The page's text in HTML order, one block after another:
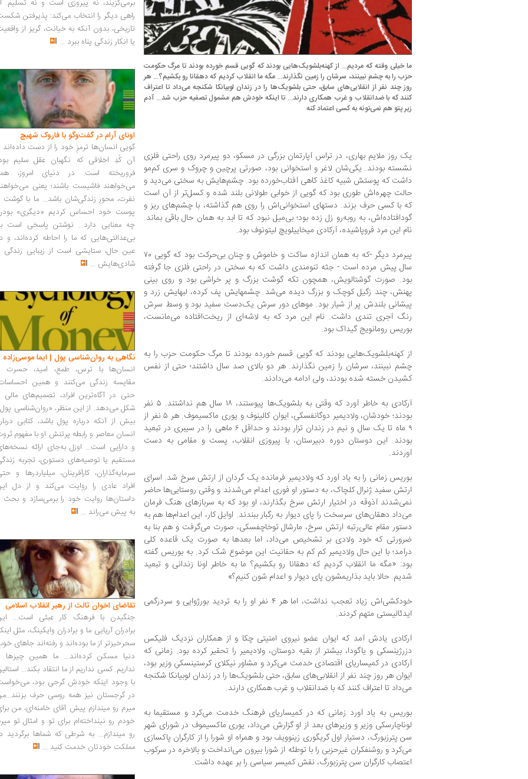
ما خیلی وقته که مردیم... از کهنه‌بلشویک‌هایی بودند که گویی قسم خورده بودند تا مرگ حکومت
حزب را به چشم نبینند، سرشان را زمین نگذارند... مگه ما انقلاب کردیم که دهقانا رو بکشیم؟... هر
روز چند نفر از انقلابی‌های سابق، حتی بلشویک‌ها را در زندان لوبیانكا شکنجه می‌داد تا اعتراف
کنند که با ضدانقلاب و غرب همکاری دارند... تا اینکه خودش هم مشمول تصفیه حزب شد... آدم
زیر پتو هم نمی‌تونه به کسی اعتماد کنه
یک روز ملایم بهاری، در تراس آپارتمان بزرگی در مسکو، دو پیرمرد روی راحتی فلزی
نشسته بودند. یکی‌شان لاغر و استخوانی بود، صورتی پرچین و چروک و سری کم‌مو
داشت که پوستش شبیه کاغذ کاهی آفتاب‌خورده بود. چشم‌هایش به سختی می‌دید و
حالت چهره‌اش طوری بود که گویی از خوابی طولانی بلند شده و کسل‌تر از آن است
که با کسی حرف بزند. دستهای استخوانی‌اش را روی هم گذاشته، با چشم‌های ریز و
گودافتاده‌اش، به روبه‌رو زل زده بود؛ بی‌میل نبود که تا ابد به همان حال باقی بماند.
نام این مرد فروپاشیده، آرکادی میخاییلویچ لیتونوف بود.
پیرمرد دیگر -که به همان اندازه ساکت و خاموش و چنان بی‌حرکت بود که گویی ۷۰
سال پیش مرده است - جثه تنومندی داشت که به سختی در راحتی فلزی جا گرفته
بود. صورت گوشتالویش، همچون تکه گوشت بزرگ و پر خراشی بود و روی بینی
پهنش، چند زگیل کوچک و بزرگ دیده می‌شد. چشمهایش پف کرده، لبهایش زرد و
پیشانی بلندش پر از شیار بود. موهای دور سرش یک‌دست سفید بود و وسط سرش
رنگ آجری تندی داشت. نام این مرد که به لاشه‌ای از ریخت‌افتاده می‌مانست،
بوریس رومانویج گیداک بود.
از کهنه‌بلشویک‌هایی بودند که گویی قسم خورده بودند تا مرگ حکومت حزب را به
چشم نبینند، سرشان را زمین نگذارند. هر دو بالای صد سال داشتند؛ حتی از نفس
کشیدن خسته شده بودند، ولی ادامه می‌دادند.
آرکادی به خاطر آورد که وقتی به بلشویک‌ها پیوستند، ۱۸ سال هم نداشتند. ۵ نفر
بودند؛ خودشان، ولادیمیر دوگانفسکی، ایوان کالینوف و یوری ماکسیموف. هر ۵ نفر از
۹ ماه تا یک سال و نیم در زندان تزار بودند و حداقل ۶ ماهی را در سیبری در تبعید
بودند. این دوستان دوره دبیرستان، با پیروزی انقلاب، پست و مقامی به دست
آوردند.
بوریس زمانی را به یاد آورد که ولادیمیر فرمانده یک گردان از ارتش سرخ شد. اسرای
ارتش سفید ژنرال کلچاک، به دستور او فوری اعدام می‌شدند و وقتی روستایی‌ها حاضر
نمی‌شدند آذوقه در اختیار ارتش سرخ بگذارند، او بود که به سربازهای هنگ فرمان
می‌داد دهقان‌های سرسخت را پای دیوار به رگبار ببندند. اوایل کار، این اعدام‌ها هم به
دستور مقام عالی‌رتبه ارتش سرخ، مارشال توخاچفسکی، صورت می‌گرفت و هم بنا به
ضرورتی که خود ولادی بر تشخیص می‌داد، اما بعدها به صورت یک قاعده کلی
درآمد؛ با این حال ولادیمیر کم کم به حقانیت این موضوع شک کرد. به بوریس گفته
بود: «مگه ما انقلاب کردیم که دهقانا رو بکشیم؟ ما به خاطر اونا زندانی و تبعید
شدیم. حالا باید بذاریمشون پای دیوار و اعدام شون کنیم؟»
خودکشی‌اش زیاد تعجب نداشت، اما هر ۴ نفر او را به تردید بورژوایی و سردرگمی
ایدئالیستی متهم کردند.
آرکادی یادش آمد که ایوان عضو نیروی امنیتی چکا و از همکاران نزدیک فلیکس
دزرژینسکی و یاگودا، بیشتر از بقیه دوستان، ولادیمیر را تحقیر کرده بود. زمانی که
آرکادی در کمیساریای اقتصادی خدمت می‌کرد و مشاور نیکلای کرستینسکیِ وزیر بود،
ایوان هر روز چند نفر از انقلابی‌های سابق، حتی بلشویک‌ها را در زندان لوبیانكا شکنجه
می‌داد تا اعتراف کنند که با ضدانقلاب و غرب همکاری دارند.
بوریس به یاد آورد زمانی که در کمیساریای فرهنگ خدمت می‌کرد و مستقیما به
لوناچارسکی وزیر و وزیرهای بعد از او گزارش می‌داد، یوری ماکسیموف در شورای شهر
سن پترزبورگ، دستیار اول گریگوری زینوویف بود و همراه او شورا را از کارگران پاکسازی
می‌کرد و روشنفکران غیرحزبی را با توطئه از شورا بیرون می‌انداخت و بالاخره در سرکوب
اعتصاب کارگران سن پترزبورگ، نقش کمیسر سیاسی را بر عهده داشت.
برمی‌گزیند، نه پیروزی است و نه تسلیم.
راهی دیگر را انتخاب می‌کند: پذیرفتن
تاریخی، بدون آنکه به خیانت، گریز از
یا انکار زندگی پناه ببرد ...
اونای آرام در گفت‌وگو با فاروک شهیچ‭
گویی انسان‌ها ترمزِ خود را از دست داده‌اند
آن کُدِ اخلاقی که نگهبان عقل سلیم
فروریخته است. در دنیای امروز،
می‌خواهند فاشیست باشند؛ یعنی
نفرت، محورِ زندگی‌شان باشد... ما با گوشت
پوست خود احساس کردیم «دیگری»
چه معنایی دارد... نوشتن پاسخی است
بی‌عدالتی‌هایی که ما را احاطه کرده‌اند، و
عین حال، ستایشی است از زیبایی زندگی
شادی‌هایش ...
نگاهی به روان‌شناسی پول | ایما موسی‌زاده
انسان‌ها با ترس، طمع، امید، حسرت
مقایسه زندگی می‌کنند و همین
حتی در آگاه‌ترین افراد، تصمیم‌های مالی
شکل می‌دهد. از این منظر، «روان‌شناسی
بیش از آنکه درباره پول باشد، کتابی
انسان معاصر و رابطه پرتنش او با مفهوم
و دارایی است... اوزل به‌جای ارائه
مستقیم یا توصیه‌های دستوری، تجربه
سرمایه‌گذاران، کارآفرینان، میلیاردرها و
افراد عادی را روایت می‌کند و از دل
داستان‌ها روایت خود را برمی‌سازد و بحث
به پیش می‌راند ...
تقاضای اخوان ثالث از رهبر انقلاب اسلامی
جنگیدن با فرهنگ کار عبثی است...
برادران آریایی ما و برادران وایکینگ، مثل
سحرخیزتر از ما بوده‌اند و رفته‌اند جاهای
دنیا مسکن کرده‌اند... ما همین چیزها
نداریم. کسی نداریم از ما انتقاد بکند...
با وجود اینکه خودش گرجی بود،
در گرجستان نیز همه روسی حرف
میرم رو میندازم پیش آقای خامنه‌ای، من
خودم رو نینداخته‌ام برای تو و امثال تو
رو میندازم... به شرطی که شماها برگردید
مملکت خودتان خدمت کنید ...